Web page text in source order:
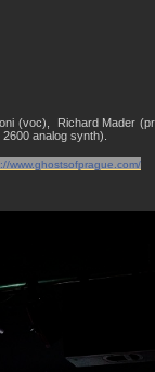
(voc), Richard Mader
analog synth).
www.ghostsofprague.com/